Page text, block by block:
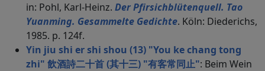
in: Pohl, Karl-Heinz. Der Pfirsichblütenquell. Tao
Yuanming. Gesammelte Gedichte. Köln: Diederichs,
1985. p. 124f.
Yin jiu shi er shi shou (13) "You ke chang tong
zhi" 飲酒詩二十首 (其十三) "有客常同止": Beim Wein